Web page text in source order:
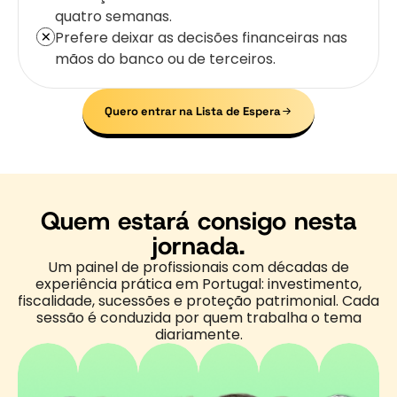
quatro semanas.
Prefere deixar as decisões financeiras nas
mãos do banco ou de terceiros.
Quero entrar na Lista de Espera
Quem estará consigo nesta
jornada.
Um painel de profissionais com décadas de
experiência prática em Portugal: investimento,
fiscalidade, sucessões e proteção patrimonial. Cada
sessão é conduzida por quem trabalha o tema
diariamente.
CEO
Business